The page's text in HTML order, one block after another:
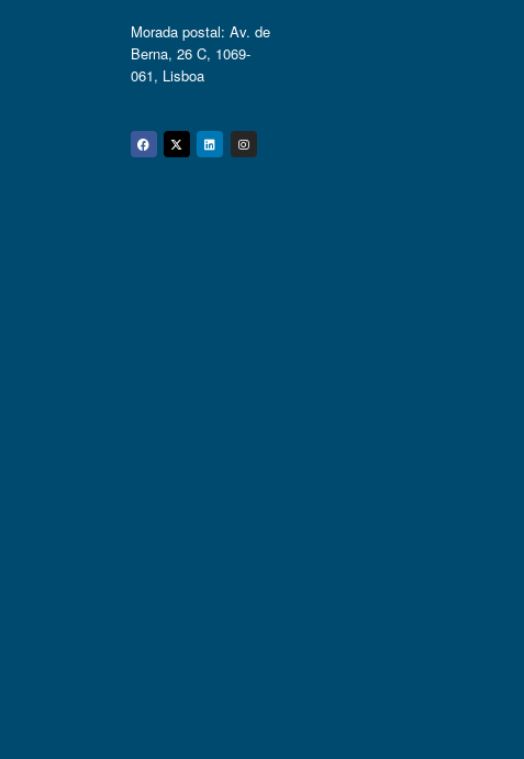
Morada postal: Av. de
Berna, 26 C, 1069-
061, Lisboa
Facebook
Twitter
Linkedin
Instagram